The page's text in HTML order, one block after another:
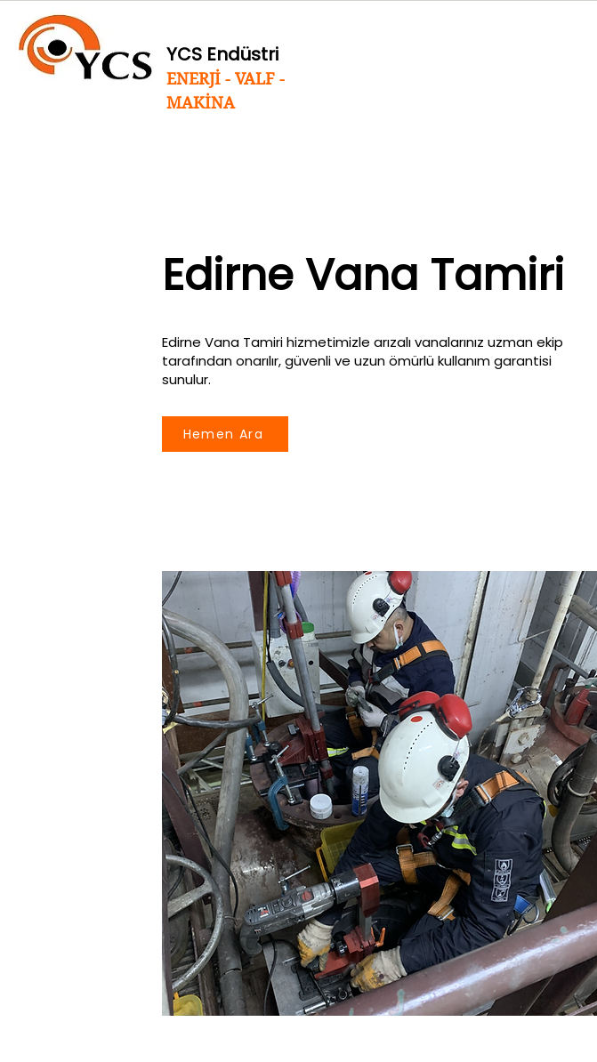
YCS Endüstri
ENERJİ - VALF -
MAKİNA
Edirne Vana Tamiri
Edirne Vana Tamiri hizmetimizle arızalı vanalarınız uzman ekip
tarafından onarılır, güvenli ve uzun ömürlü kullanım garantisi
sunulur.
Hemen Ara